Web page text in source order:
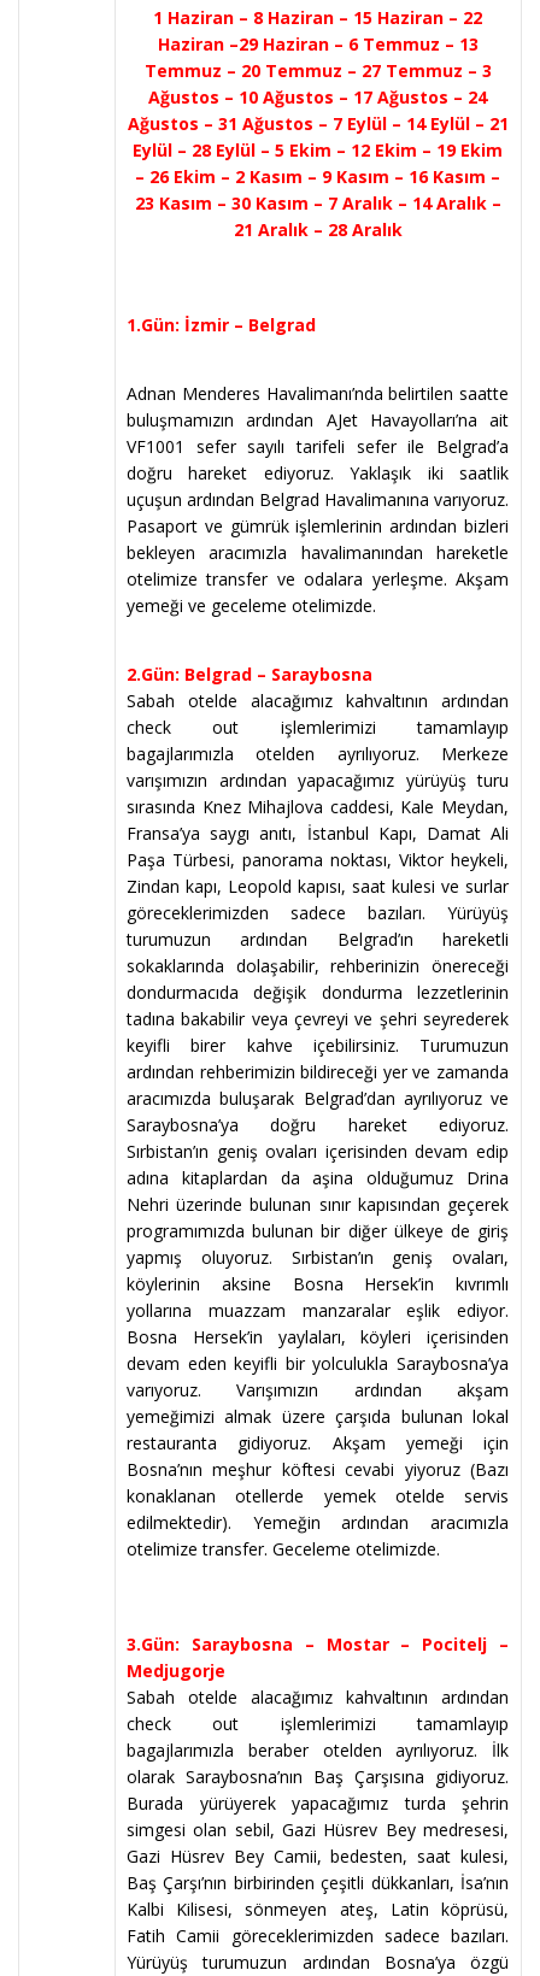
1 Haziran – 8 Haziran – 15 Haziran – 22
Haziran –29 Haziran – 6 Temmuz – 13
Temmuz – 20 Temmuz – 27 Temmuz – 3
Ağustos – 10 Ağustos – 17 Ağustos – 24
Ağustos – 31 Ağustos – 7 Eylül – 14 Eylül – 21
Eylül – 28 Eylül – 5 Ekim – 12 Ekim – 19 Ekim
– 26 Ekim – 2 Kasım – 9 Kasım – 16 Kasım –
23 Kasım – 30 Kasım – 7 Aralık – 14 Aralık –
21 Aralık – 28 Aralık
1.Gün: İzmir – Belgrad
Adnan Menderes Havalimanı’nda belirtilen saatte
buluşmamızın ardından AJet Havayolları’na ait
VF1001 sefer sayılı tarifeli sefer ile Belgrad’a
doğru hareket ediyoruz. Yaklaşık iki saatlik
uçuşun ardından Belgrad Havalimanına varıyoruz.
Pasaport ve gümrük işlemlerinin ardından bizleri
bekleyen aracımızla havalimanından hareketle
otelimize transfer ve odalara yerleşme. Akşam
yemeği ve geceleme otelimizde.
2.Gün: Belgrad – Saraybosna
Sabah otelde alacağımız kahvaltının ardından
check out işlemlerimizi tamamlayıp
bagajlarımızla otelden ayrılıyoruz. Merkeze
varışımızın ardından yapacağımız yürüyüş turu
sırasında Knez Mihajlova caddesi, Kale Meydan,
Fransa’ya saygı anıtı, İstanbul Kapı, Damat Ali
Paşa Türbesi, panorama noktası, Viktor heykeli,
Zindan kapı, Leopold kapısı, saat kulesi ve surlar
göreceklerimizden sadece bazıları. Yürüyüş
turumuzun ardından Belgrad’ın hareketli
sokaklarında dolaşabilir, rehberinizin önereceği
dondurmacıda değişik dondurma lezzetlerinin
tadına bakabilir veya çevreyi ve şehri seyrederek
keyifli birer kahve içebilirsiniz. Turumuzun
ardından rehberimizin bildireceği yer ve zamanda
aracımızda buluşarak Belgrad’dan ayrılıyoruz ve
Saraybosna’ya doğru hareket ediyoruz.
Sırbistan’ın geniş ovaları içerisinden devam edip
adına kitaplardan da aşina olduğumuz Drina
Nehri üzerinde bulunan sınır kapısından geçerek
programımızda bulunan bir diğer ülkeye de giriş
yapmış oluyoruz. Sırbistan’ın geniş ovaları,
köylerinin aksine Bosna Hersek’in kıvrımlı
yollarına muazzam manzaralar eşlik ediyor.
Bosna Hersek’in yaylaları, köyleri içerisinden
devam eden keyifli bir yolculukla Saraybosna’ya
varıyoruz. Varışımızın ardından akşam
yemeğimizi almak üzere çarşıda bulunan lokal
restauranta gidiyoruz. Akşam yemeği için
Bosna’nın meşhur köftesi cevabi yiyoruz (Bazı
konaklanan otellerde yemek otelde servis
edilmektedir). Yemeğin ardından aracımızla
otelimize transfer. Geceleme otelimizde.
3.Gün: Saraybosna – Mostar – Pocitelj –
Medjugorje
Sabah otelde alacağımız kahvaltının ardından
check out işlemlerimizi tamamlayıp
bagajlarımızla beraber otelden ayrılıyoruz. İlk
olarak Saraybosna’nın Baş Çarşısına gidiyoruz.
Burada yürüyerek yapacağımız turda şehrin
simgesi olan sebil, Gazi Hüsrev Bey medresesi,
Gazi Hüsrev Bey Camii, bedesten, saat kulesi,
Baş Çarşı’nın birbirinden çeşitli dükkanları, İsa’nın
Kalbi Kilisesi, sönmeyen ateş, Latin köprüsü,
Fatih Camii göreceklerimizden sadece bazıları.
Yürüyüş turumuzun ardından Bosna’ya özgü